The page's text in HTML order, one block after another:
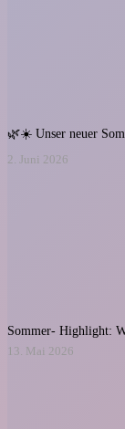
🌿☀️ Unser neuer
2. Juni 2026
Sommer- Highlight:
13. Mai 2026